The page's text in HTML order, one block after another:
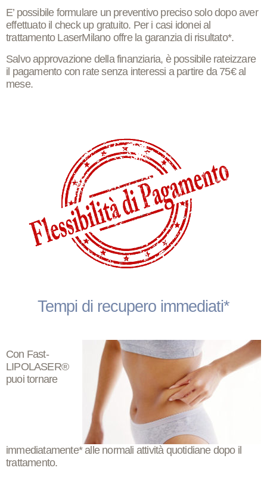
E’ possibile formulare un preventivo preciso solo dopo aver
effettuato il check up gratuito. Per i casi idonei al
trattamento LaserMilano offre la garanzia di risultato*.
Salvo approvazione della finanziaria, è possibile rateizzare
il pagamento con rate senza interessi a partire da 75€ al
mese.
Tempi di recupero immediati*
Con Fast-
LIPOLASER®
puoi tornare
immediatamente* alle normali attivitàquotidiane dopo il
trattamento.